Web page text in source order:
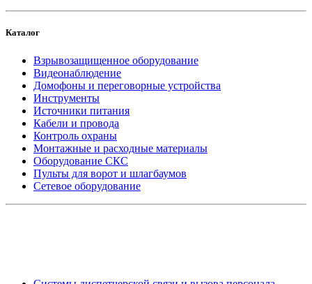
Каталог
Взрывозащищенное оборудование
Видеонаблюдение
Домофоны и переговорные устройства
Инструменты
Источники питания
Кабели и провода
Контроль охраны
Монтажные и расходные материалы
Оборудование СКС
Пульты для ворот и шлагбаумов
Сетевое оборудование